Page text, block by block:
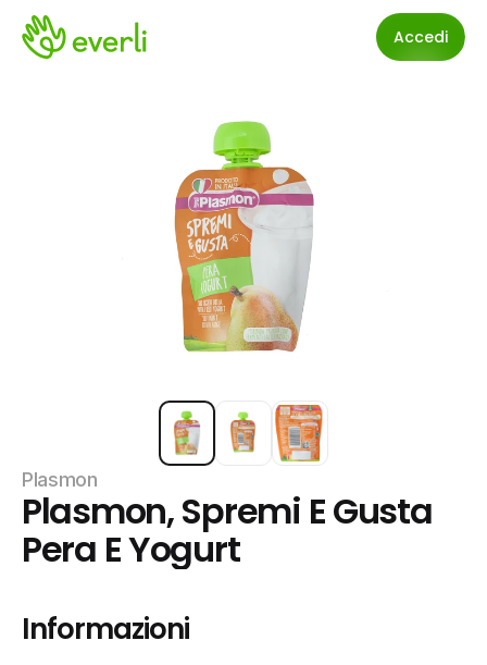
Accedi
Plasmon
Plasmon, Spremi E Gusta
Pera E Yogurt
Informazioni